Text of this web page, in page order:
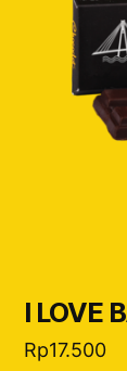
I LOVE
Rp17.500